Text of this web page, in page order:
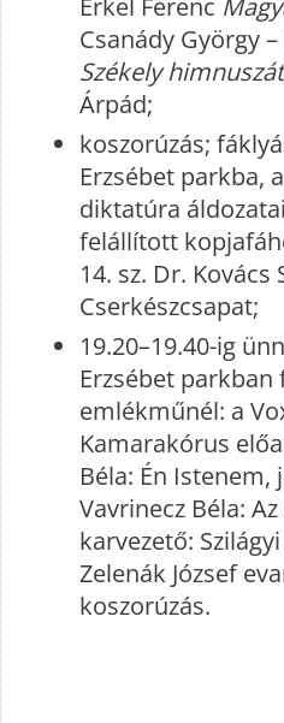
Erkel Ferenc
Csanády György
Székely himnuszát
Árpád;
koszorúzás;
Erzsébet parkba,
diktatúra
felállított
14. sz. Dr. Kovács
Cserkészcsapat;
19.20–19.40-ig
Erzsébet
emlékműnél: a
Kamarakórus
Béla: Én Istenem,
Vavrinecz Béla:
karvezető:
Zelenák József
koszorúzás.